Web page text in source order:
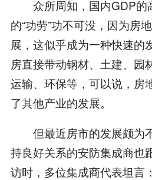
众所周知，国内GDP的
的“功劳”功不可没，因为房
展，这似乎成为一种快速的
房直接带动钢材、土建、园
运输、环保等，可以说，房
了其他产业的发展。
但最近房市的发展颇为
持良好关系的安防集成商也
访时，多位集成商代表坦言